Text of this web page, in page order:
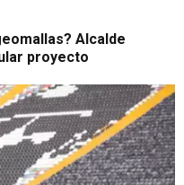
Alcalde
proyecto